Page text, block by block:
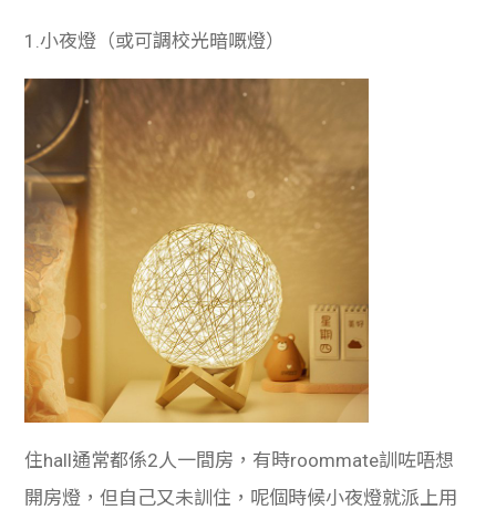
1.小夜燈（或可調校光暗嘅燈）
住hall通常都係2人一間房，有時roommate訓咗唔想
開房燈，但自己又未訓住，呢個時候小夜燈就派上用